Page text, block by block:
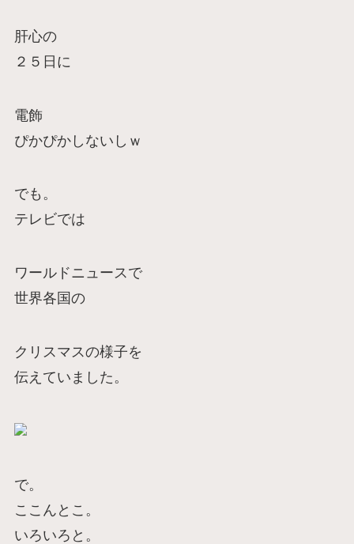
肝心の
２５日に
電飾
ぴかぴかしないしｗ
でも。
テレビでは
ワールドニュースで
世界各国の
クリスマスの様子を
伝えていました。
で。
ここんとこ。
いろいろと。